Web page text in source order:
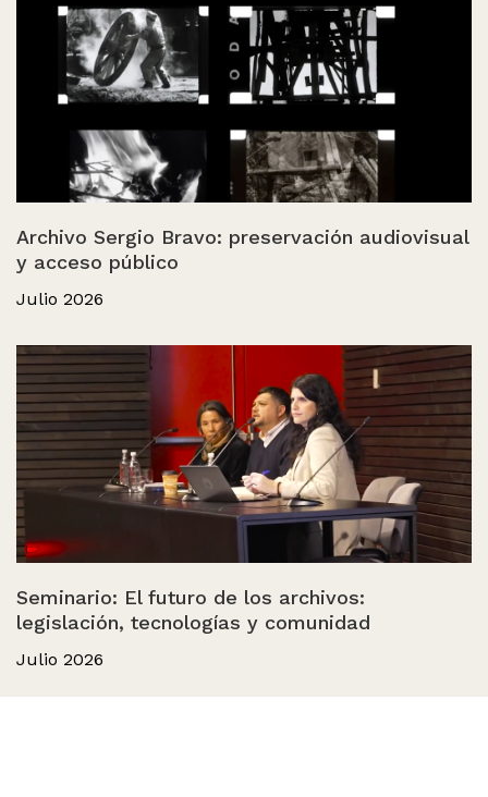
Archivo Sergio Bravo: preservación audiovisual
y acceso público
Julio 2026
Seminario: El futuro de los archivos:
legislación, tecnologías y comunidad
Julio 2026